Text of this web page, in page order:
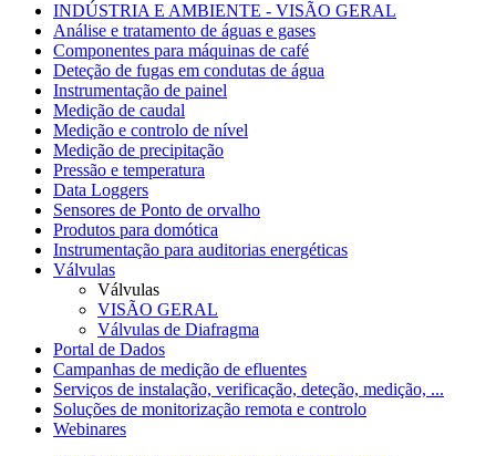
INDÚSTRIA E AMBIENTE - VISÃO GERAL
Análise e tratamento de águas e gases
Componentes para máquinas de café
Deteção de fugas em condutas de água
Instrumentação de painel
Medição de caudal
Medição e controlo de nível
Medição de precipitação
Pressão e temperatura
Data Loggers
Sensores de Ponto de orvalho
Produtos para domótica
Instrumentação para auditorias energéticas
Válvulas
Válvulas
VISÃO GERAL
Válvulas de Diafragma
Portal de Dados
Campanhas de medição de efluentes
Serviços de instalação, verificação, deteção, medição, ...
Soluções de monitorização remota e controlo
Webinares